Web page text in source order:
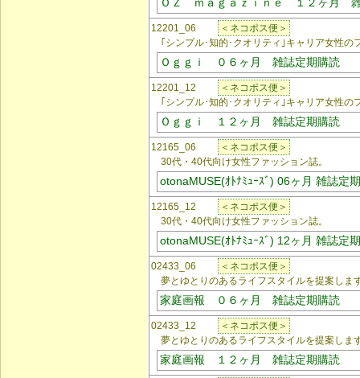
12201_06
＜ネコポス便＞
｢シンプル･知的･クオリティ｣キャリア女性の
Ｏｇｇｉ ０６ヶ月 雑誌定期購読
12201_12
＜ネコポス便＞
｢シンプル･知的･クオリティ｣キャリア女性の
Ｏｇｇｉ １２ヶ月 雑誌定期購読
12165_06
＜ネコポス便＞
30代・40代向け女性ファッション誌。
otonaMUSE(ｵﾄﾅﾐｭｰｽﾞ) 06ヶ月 雑誌定
12165_12
＜ネコポス便＞
30代・40代向け女性ファッション誌。
otonaMUSE(ｵﾄﾅﾐｭｰｽﾞ) 12ヶ月 雑誌定
02433_06
＜ネコポス便＞
夢とゆとりのあるライフスタイルを提案しま
家庭画報 ０６ヶ月 雑誌定期購読
02433_12
＜ネコポス便＞
夢とゆとりのあるライフスタイルを提案しま
家庭画報 １２ヶ月 雑誌定期購読